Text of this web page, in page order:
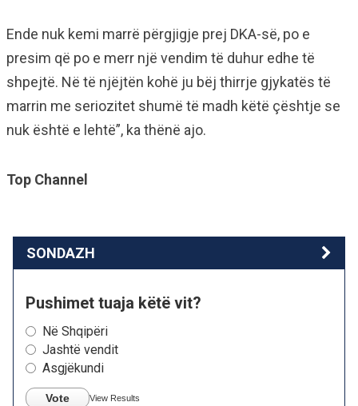
Ende nuk kemi marrë përgjigje prej DKA-së, po e
presim që po e merr një vendim të duhur edhe të
shpejtë. Në të njëjtën kohë ju bëj thirrje gjykatës të
marrin me seriozitet shumë të madh këtë çështje se
nuk është e lehtë”, ka thënë ajo.
Top Channel
SONDAZH
Pushimet tuaja këtë vit?
Në Shqipëri
Jashtë vendit
Asgjëkundi
Vote View Results